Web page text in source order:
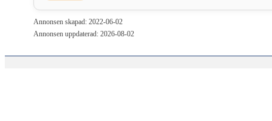
Annonsen skapad: 2022-06-02
Annonsen uppdaterad: 2026-08-02